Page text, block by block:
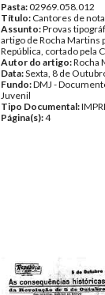
Pasta:02969.058.012
Título: Cantores de
Assunto:Provas
artigo de Rocha Martins
República, cortado pela
Autor do artigo:Rocha
Data:Sexta, 8 de
Fundo:DMJ -
Juvenil
Tipo Documental:
Página(s):4